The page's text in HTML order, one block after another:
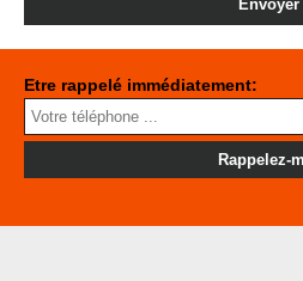
Etre rappelé immédiatement: